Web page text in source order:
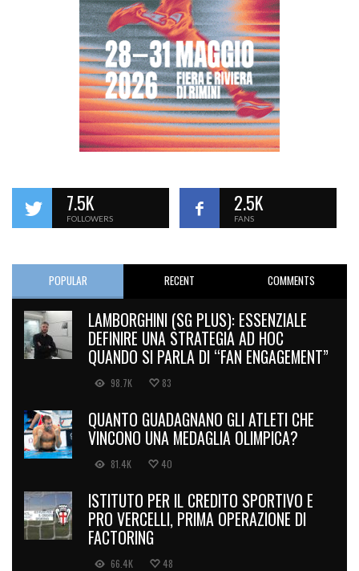
7.5K
FOLLOWERS
2.5K
FANS
POPULAR RECENT COMMENTS
LAMBORGHINI (SG PLUS): ESSENZIALE
DEFINIRE UNA STRATEGIA AD HOC
QUANDO SI PARLA DI “FAN ENGAGEMENT”
98.7K 83
QUANTO GUADAGNANO GLI ATLETI CHE
VINCONO UNA MEDAGLIA OLIMPICA?
81.4K 40
ISTITUTO PER IL CREDITO SPORTIVO E
PRO VERCELLI, PRIMA OPERAZIONE DI
FACTORING
66.4K 48